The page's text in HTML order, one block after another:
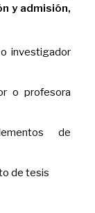
y admisión,
investigador
o profesora
de
de tesis